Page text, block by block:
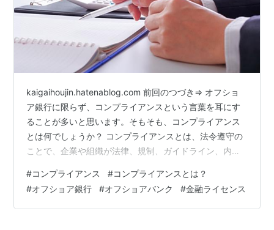
kaigaihoujin.hatenablog.com 前回のつづき⇒ オフショ
ア銀行に限らず、コンプライアンスという言葉を耳にす
ることが多いと思います。そもそも、コンプライアンス
とは何でしょうか？ コンプライアンスとは、法令遵守の
ことで、企業や組織が法律、規制、ガイドライン、内部
を指す広い意味の言葉です。これには、事業運営に関す
る法律や業界標準、企業倫理、社会の期待なども含まれ
ます。 コンプライアンスの目的は、リスクの管理と軽
#コンプライアンス #コンプライアンスとは？
#オフショア銀行 #オフショアバンク #金融ライセンス